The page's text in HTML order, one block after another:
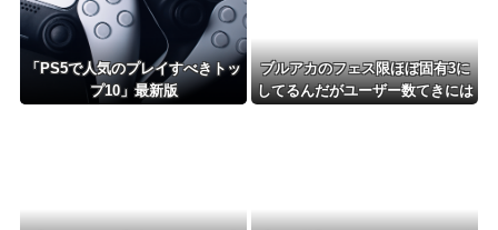
「PS5で人気のプレイすべきトッ
プ10」最新版
ブルアカのフェス限ほぼ固有3に
してるんだがユーザー数てきには